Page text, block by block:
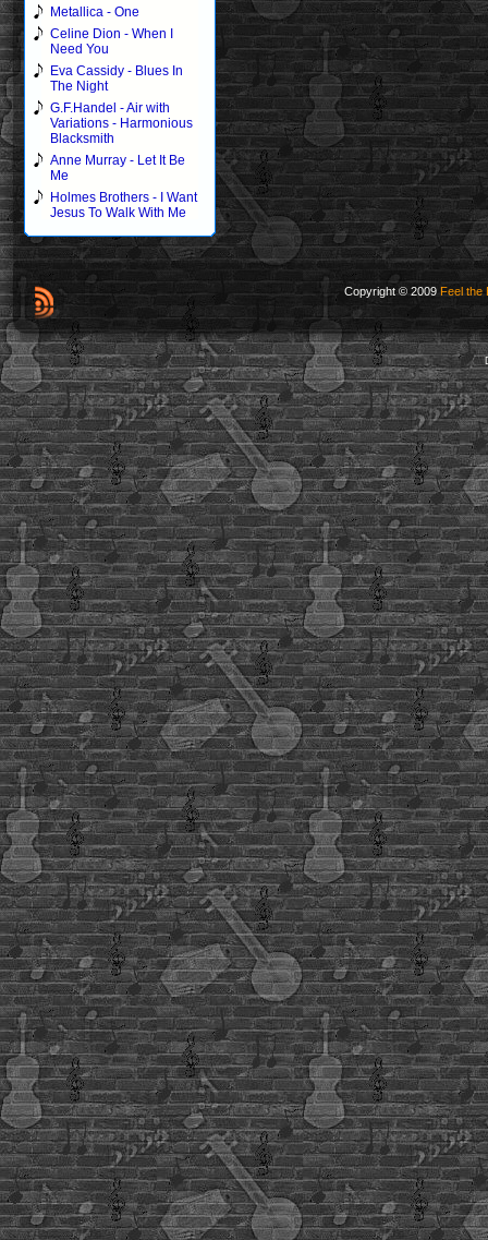
Metallica - One
Celine Dion - When I
Need You
Eva Cassidy - Blues In
The Night
G.F.Handel - Air with
Variations - Harmonious
Blacksmith
Anne Murray - Let It Be
Me
Holmes Brothers - I Want
Jesus To Walk With Me
Copyright © 2009 Feel the